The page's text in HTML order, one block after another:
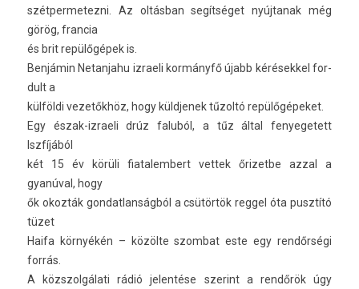
szét­permetez­ni. Az oltásban segítséget nyúj­tanak még
görög, fran­cia
és brit repülőgépek is.
Benjámin Netan­jahu iz­raeli kormányfő újabb kérések­kel for­
dult a
külföldi vezetőkhöz, hogy küldjenek tűzoltó repülőgépeket.
Egy észak-izraeli drúz faluból, a tűz által fenyegetett
Iszfíjából
két 15 év körüli fiatalem­bert vet­tek őrizet­be azzal a
gyanúval, hogy
ők okozták gon­datlan­ságból a csütörtök re­ggel óta pusztító
tüzet
Haifa környékén – közölte szom­bat este egy rendőrségi
forrás.
A közszol­gálati rádió jelen­tése szerint a rendőrök úgy